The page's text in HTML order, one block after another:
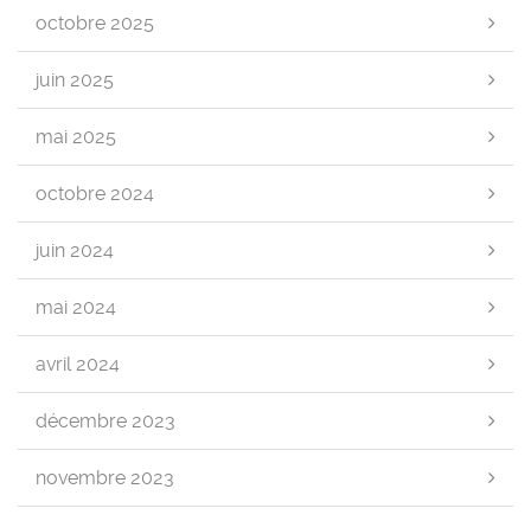
octobre 2025
juin 2025
mai 2025
octobre 2024
juin 2024
mai 2024
avril 2024
décembre 2023
novembre 2023